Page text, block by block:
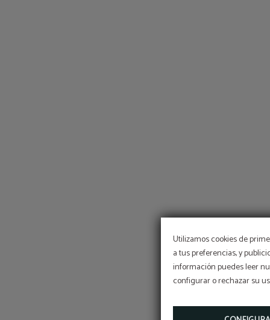
Utilizamos cookies de
a tus preferencias, y
información puedes leer
configurar o rechazar su